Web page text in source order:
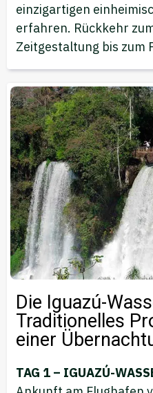
einzigartigen
erfahren. Rückkehr
Zeitgestaltung bis zum
Die Iguazú-
Traditionelles
einer
TAG 1 – IGUAZÚ-